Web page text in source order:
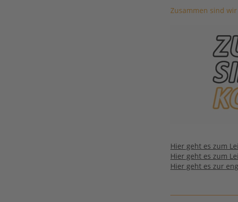
Zusammen sind
Hier geht es zum
Hier geht es zum
Hier geht es zur